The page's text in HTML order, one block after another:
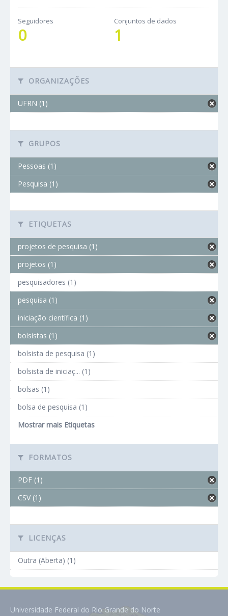
Seguidores
0
Conjuntos de dados
1
ORGANIZAÇÕES
UFRN (1)
GRUPOS
Pessoas (1)
Pesquisa (1)
ETIQUETAS
projetos de pesquisa (1)
projetos (1)
pesquisadores (1)
pesquisa (1)
iniciação científica (1)
bolsistas (1)
bolsista de pesquisa (1)
bolsista de iniciaç... (1)
bolsas (1)
bolsa de pesquisa (1)
Mostrar mais Etiquetas
FORMATOS
PDF (1)
CSV (1)
LICENÇAS
Outra (Aberta) (1)
Universidade Federal do Rio Grande do Norte